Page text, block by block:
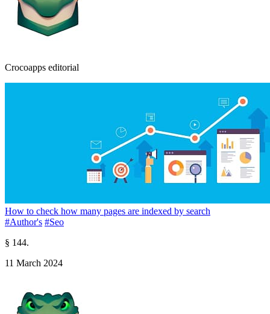
Crocoapps editorial
How to check how many pages are indexed by search
#Author's #Seo
§ 144.
11 March 2024